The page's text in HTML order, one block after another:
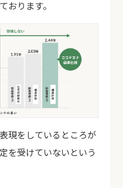
おります。
現をしているところが
を受けていないという